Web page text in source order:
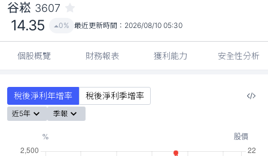
谷崧 3607
14.35 0% 最近更新時間： 2026/08/10 05:30
個股概覽 財務報表 獲利能力 安全性分析
稅後淨利年增率 稅後淨利季增率
近5年 季報